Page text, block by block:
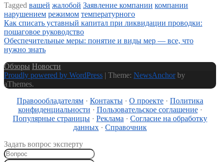
Tagged вашей жалобой Заявление компании компании
нарушением режимом температурного
Навигация
по
записям
Как списать уставный капитал при ликвидации проводки:
пошаговое руководство
Обеспечительные меры: понятие и виды мер — все, что
нужно знать
Обзоры Новости
Proudly powered by WordPress | Theme: NewsAnchorby
aThemes.
Правоообладателям · Контакты · О проекте · Политика
конфиденциальности · Пользовательское соглашение·
Популярные страницы · Реклама · Согласие на обработку
данных · Справочник
Задать вопрос эксперту